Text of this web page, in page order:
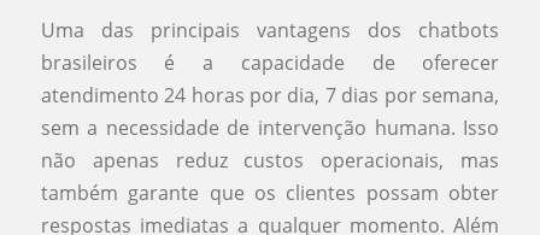
Uma das principais vantagens dos chatbots
brasileiros é a capacidade de oferecer
atendimento 24 horas por dia, 7 dias por semana,
sem a necessidade de intervenção humana. Isso
não apenas reduz custos operacionais, mas
também garante que os clientes possam obter
respostas imediatas a qualquer momento. Além